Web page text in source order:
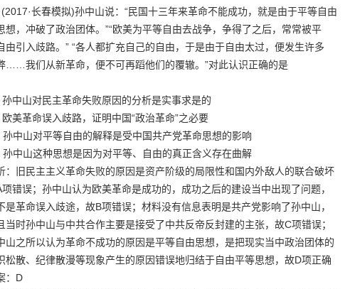
长春模拟)孙中山说：“民国十三年来革命不能成功，就是由于平等自由
想，冲破了政治团体。”“欧美为平等自由去战争，争得了之后，常常被平
由引入歧路。” “各人都扩充自己的自由，于是由于自由太过，便发生许多
……我们从新革命，便不可再蹈他们的覆辙。”对此认识正确的是
孙中山对民主革命失败原因的分析是实事求是的
欧美革命误入歧路，证明中国“政治革命”之必要
孙中山对平等自由的解释是受中国共产党革命思想的影响
孙中山这种思想是因为对平等、自由的真正含义存在曲解
：旧民主主义革命失败的原因是资产阶级的局限性和国内外敌人的联合破坏
项错误；孙中山认为欧美革命是成功的，成功之后的建设当中出现了问题，
是革命误入歧途，故B项错误；材料没有信息表明是共产党影响了孙中山，
当时孙中山与中共合作主要是接受了中共反帝反封建的主张，故C项错误；
山之所以认为革命不成功的原因是平等自由思想，是把现实当中政治团体的
松散、纪律散漫等现象产生的原因错误地归结于自由平等思想，故D项正确
：D